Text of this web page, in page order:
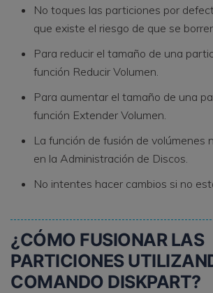
No toques las particiones por
que existe el riesgo de que se
Para reducir el tamaño de una
función Reducir Volumen.
Para aumentar el tamaño de una
función Extender Volumen.
La función de fusión de volúmenes
en la Administración de Discos.
No intentes hacer cambios si no
¿CÓMO FUSIONAR LAS
PARTICIONES
COMANDO DISKPART?